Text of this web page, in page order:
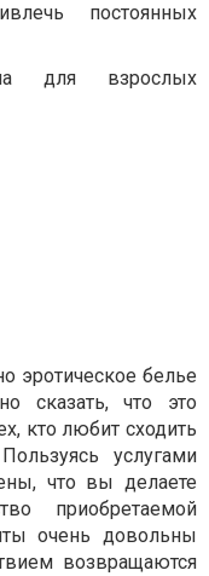
постоянных
для взрослых
эротическое белье
сказать, что это
кто любит сходить
услугами
что вы делаете
приобретаемой
очень довольны
возвращаются